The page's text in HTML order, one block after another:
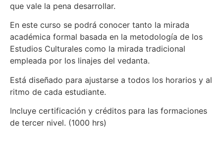
que vale la pena desarrollar.
En este curso se podrá conocer tanto la mirada
académica formal basada en la metodología de los
Estudios Culturales como la mirada tradicional
empleada por los linajes del vedanta.
Está diseñado para ajustarse a todos los horarios y al
ritmo de cada estudiante.
Incluye certificación y créditos para las formaciones
de tercer nivel. (1000 hrs)